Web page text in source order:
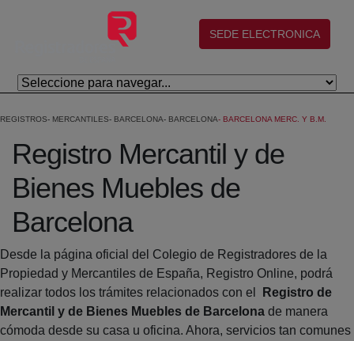
Skip to Main Content
(abre en nueva ventana)
SEDE ELECTRONICA
REGISTROS MERCANTILES BARCELONA BARCELONA BARCELONA MERC. Y B.M.
Registro Mercantil y de
Bienes Muebles de
Barcelona
Desde la página oficial del Colegio de Registradores de la
Propiedad y Mercantiles de España, Registro Online, podrá
realizar todos los trámites relacionados con el
Registro de
Mercantil y de Bienes Muebles de Barcelona de manera
cómoda desde su casa u oficina. Ahora, servicios tan comunes